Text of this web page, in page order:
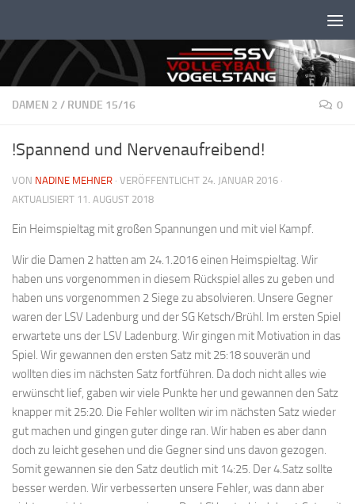
DAMEN 2 / RUNDE 15/16 0
!Spannend und Nervenaufreibend!
VON NADINE MEHNER · VERÖFFENTLICHT 24. JANUAR 2016 ·
AKTUALISIERT 11. AUGUST 2018
Ein Heimspieltag mit großen Spannungen und mit viel Kampf.
Wir die Damen 2 hatten am 24.1.2016 einen Heimspieltag. Wir
haben uns vorgenommen in diesem Rückspiel alles zu geben und
haben uns vorgenommen 2 Siege zu absolvieren. Unsere Gegner
waren der LSV Ladenburg und der SG Ketsch/Brühl. Im ersten Spiel
erwartete uns der LSV Ladenburg. Wir gingen mit Motivation in das
Spiel. Wir gewannen den ersten Satz mit 25:18 souverän und
wollten dies im nächsten Satz fortführen. Da doch nicht alles wie
erwünscht lief, gaben wir viele Punkte her und gewannen den Satz
knapper mit 25:20. Die Fehler wollten wir im nächsten Satz wieder
gut machen und gingen guter dinge ran. Wir haben es aber dann
doch zu leicht gesehen und die Gegner sind uns davon gezogen.
Somit gewannen sie den Satz deutlich mit 14:25. Der 4.Satz sollte
besser werden. Wir verbesserten unsere Fehler, was dann aber